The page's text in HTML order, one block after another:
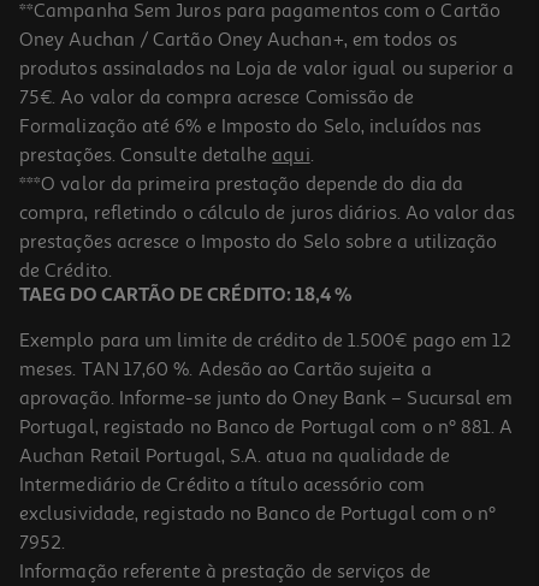
**Campanha Sem Juros para pagamentos com o Cartão
Oney Auchan / Cartão Oney Auchan+, em todos os
produtos assinalados na Loja de valor igual ou superior a
75€. Ao valor da compra acresce Comissão de
Formalização até 6% e Imposto do Selo, incluídos nas
prestações. Consulte detalhe aqui.
***O valor da primeira prestação depende do dia da
compra, refletindo o cálculo de juros diários. Ao valor das
prestações acresce o Imposto do Selo sobre a utilização
de Crédito.
TAEG DO CARTÃO DE CRÉDITO: 18,4 %
Exemplo para um limite de crédito de 1.500€ pago em 12
meses. TAN 17,60 %. Adesão ao Cartão sujeita a
aprovação. Informe-se junto do Oney Bank – Sucursal em
Portugal, registado no Banco de Portugal com o nº 881. A
Auchan Retail Portugal, S.A. atua na qualidade de
Intermediário de Crédito a título acessório com
exclusividade, registado no Banco de Portugal com o nº
7952.
Informação referente à prestação de serviços de